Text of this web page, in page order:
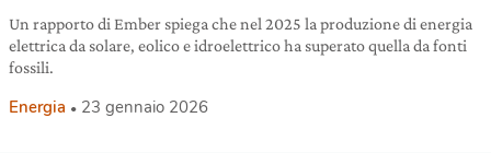
Un rapporto di Ember spiega che nel 2025 la produzione di energia
elettrica da solare, eolico e idroelettrico ha superato quella da fonti
fossili.
Energia 23 gennaio 2026